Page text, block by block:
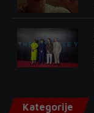
Kategorije